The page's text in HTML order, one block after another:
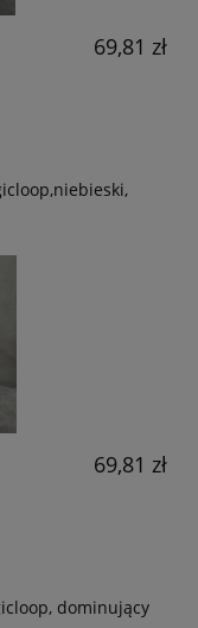
69,81 zł
69,81 zł
dominujący